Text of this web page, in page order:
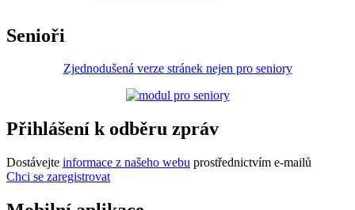
Senioři
Zjednodušená verze stránek nejen pro seniory
Přihlášení k odběru zpráv
Dostávejte informace z našeho webu prostřednictvím e-mailů
Chci se zaregistrovat